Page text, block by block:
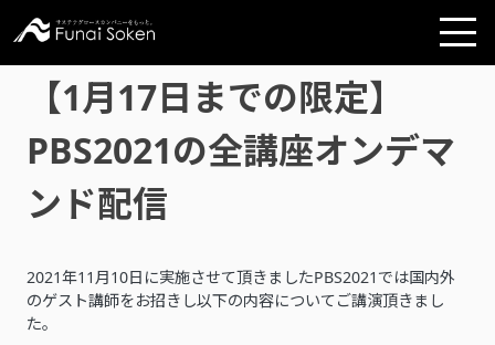
【1月17日までの限定】
PBS2021の全講座オンデマ
ンド配信
2021年11月10日に実施させて頂きましたPBS2021では国内外
のゲスト講師をお招きし以下の内容についてご講演頂きまし
た。